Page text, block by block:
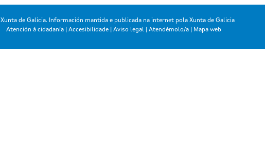
Xunta de Galicia. Información mantida e publicada na internet pola Xunta de Galicia
Atención á cidadanía |Accesibilidade |Aviso legal |Atendémolo/a Mapa web